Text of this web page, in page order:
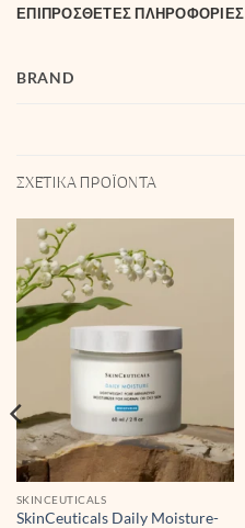
ΕΠΙΠΡΌΣΘΕΤΕΣ ΠΛΗΡΟΦΟΡΊΕΣ
BRAND
ΣΧΕΤΙΚΆ ΠΡΟΪΌΝΤΑ
SKINCEUTICALS
SkinCeuticals Daily Moisture-